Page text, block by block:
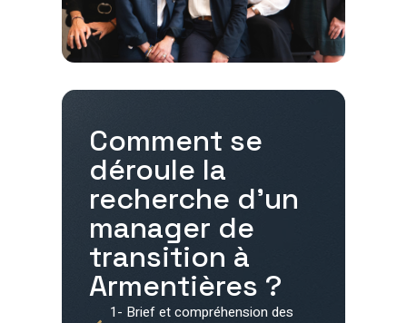
Comment se
déroule la
recherche d'un
manager de
transition à
Armentières ?
1- Brief et compréhension des